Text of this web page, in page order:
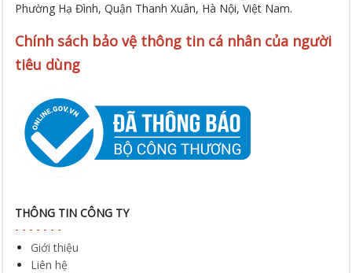
Phường Hạ Đình, Quận Thanh Xuân, Hà Nội, Việt Nam.
Chính sách bảo vệ thông tin cá nhân của người
tiêu dùng
THÔNG TIN CÔNG TY
Giới thiệu
Liên hệ